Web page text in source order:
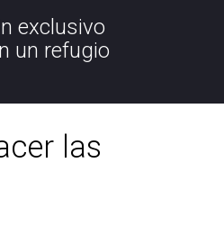
exclusivo
un refugio
las